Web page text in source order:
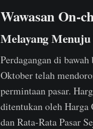
Wawasan On-
Melayang
Perdagangan di
Oktober telah
permintaan pasar.
ditentukan oleh Harga
dan Rata-Rata Pasar